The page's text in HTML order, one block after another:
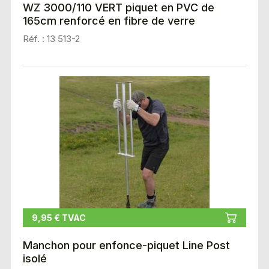
WZ 3000/110 VERT piquet en PVC de
165cm renforcé en fibre de verre
Réf. : 13 513-2
9,95 € TVAC
Manchon pour enfonce-piquet Line Post
isolé